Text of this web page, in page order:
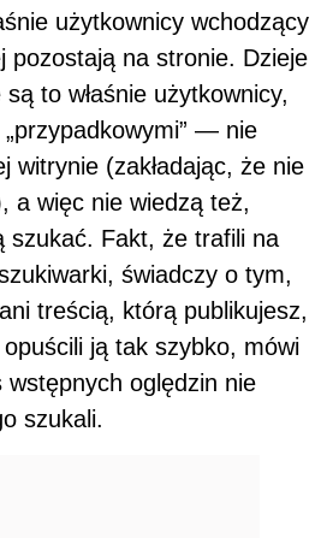
użytkownicy wchodzący
pozostają na stronie. Dzieje
to właśnie użytkownicy,
„przypadkowymi” — nie
witrynie (zakładając, że nie
a więc nie wiedzą też,
szukać. Fakt, że trafili na
świadczy o tym,
treścią, którą publikujesz,
ją tak szybko, mówi
oględzin nie
szukali.